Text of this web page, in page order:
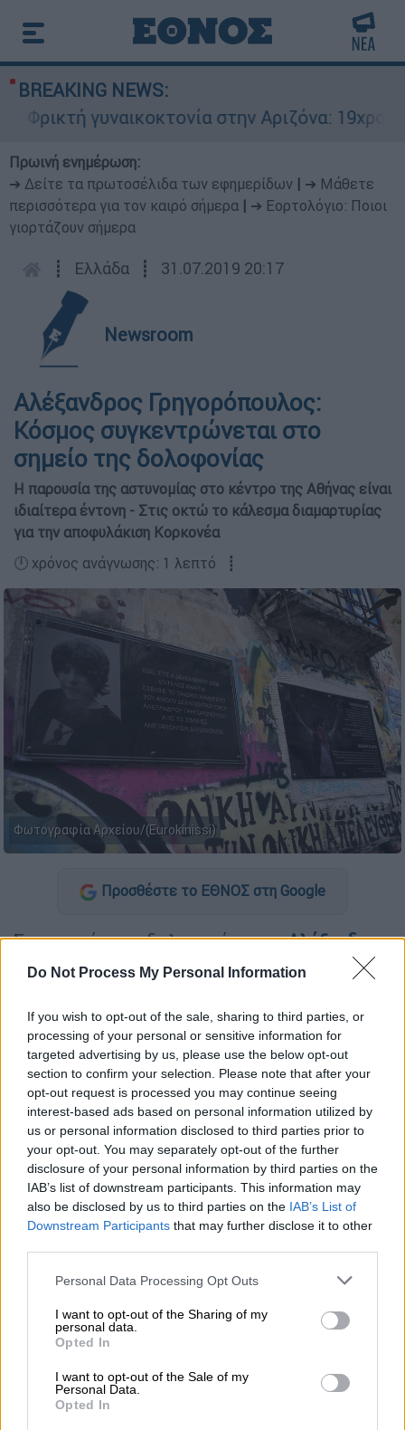
Do Not Process My Personal Information
If you wish to opt-out of the sale, sharing to third parties, or
processing of your personal or sensitive information for
targeted advertising by us, please use the below opt-out
section to confirm your selection. Please note that after your
opt-out request is processed you may continue seeing
interest-based ads based on personal information utilized by
us or personal information disclosed to third parties prior to
your opt-out. You may separately opt-out of the further
disclosure of your personal information by third parties on the
IAB’s list of downstream participants. This information may
also be disclosed by us to third parties on the IAB’s List of
Downstream Participants that may further disclose it to other
Please note that this website/app uses one or more Google
not limited to your visit or usage behaviour. You may click to
grant or deny consent to Google and its third-party tags to
use your data for below specified purposes in below Google
consent section.
Personal Data Processing Opt Outs
I want to opt-out of the Sharing of my
personal data.
Opted In
I want to opt-out of the Sale of my
Personal Data.
Opted In
BREAKING NEWS:
γυναικοκτονία στην Αριζόνα: 19χρονη
Πρωινή ενημέρωση:
➔ Δείτε τα πρωτοσέλιδα των εφημερίδων
➔ Μάθετε
περισσότερα για τον καιρό σήμερα
➔ Εορτολόγιο: Ποιοι
γιορτάζουν σήμερα
┋ Ελλάδα ┋ 31.07.2019 20:17
Newsroom
Αλέξανδρος Γρηγορόπουλος:
Κόσμος συγκεντρώνεται στο
σημείο της δολοφονίας
Η παρουσία της αστυνομίας στο κέντρο της Αθήνας είναι
ιδιαίτερα έντονη - Στις οκτώ το κάλεσμα διαμαρτυρίας
για την αποφυλάκιση Κορκονέα
🕛 χρόνος ανάγνωσης: 1 λεπτό ┋
Φωτογραφία Αρχείου/(Eurokinissi)
Προσθέστε το ΕΘΝΟΣ στη Google
Στο σημείο της δολοφονίας τουΑλέξανδρου
ΓρηγορόπουλουσταΕξάρχεια, έχει αρχίσει
από νωρίς το απόγευμα της Τετάρτης (31/7)
να συρρέει κόσμος προκειμένου να
διαμαρτυρηθεί για την απόφαση
αποφυλάκισης για
τον Επαμεινώνδα Κορκονέα.
Η απόφαση για την αποφυλάκιση του
δολοφόνου του Αλέξανδρου Γρηγορόπουλου
έχει προκαλέσει ιδιαίτερα έντονες
αντιδράσεις, ενώ στην ελληνική αστυνομία
έχει σημάνει συναγερμός για την αποψινή
συγκέντρωση.